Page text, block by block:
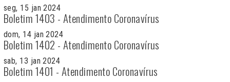
seg, 15 jan 2024
Boletim 1403 - Atendimento Coronavírus
dom, 14 jan 2024
Boletim 1402 - Atendimento Coronavírus
sab, 13 jan 2024
Boletim 1401 - Atendimento Coronavírus